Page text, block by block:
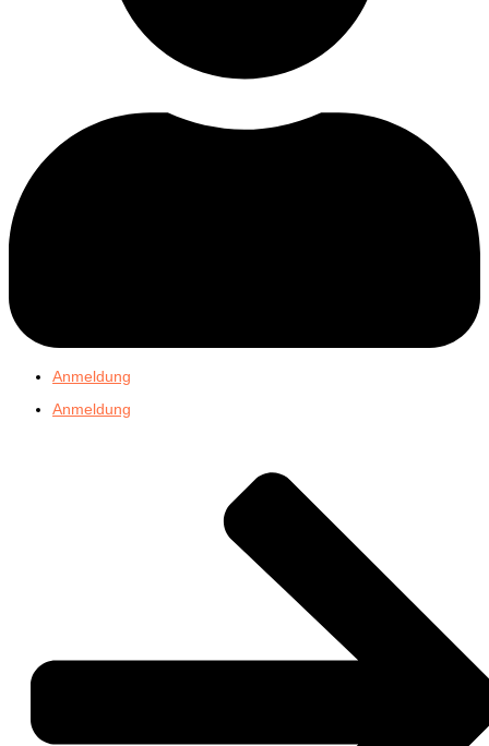
Anmeldung
Anmeldung